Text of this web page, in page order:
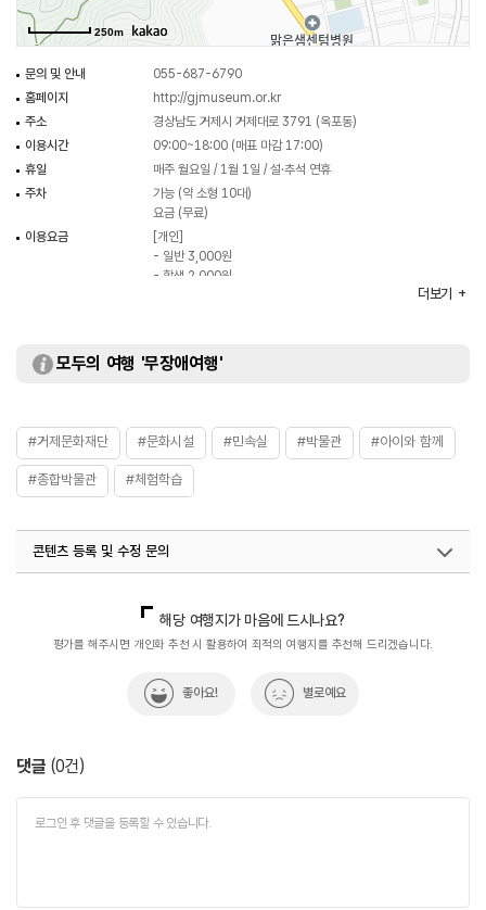
정보를 제공하는 사회교육 기능도 하고 있다.
250m
문의 및 안내
055-687-6790
홈페이지
http://gjmuseum.or.kr
주소
경상남도 거제시 거제대로 3791 (옥포동)
이용시간
09:00~18:00 (매표 마감 17:00)
휴일
매주 월요일 / 1월 1일 / 설·추석 연휴
주차
가능 (약 소형 10대)
요금 (무료)
이용요금
[개인]
- 일반 3,000원
- 학생 2,000원
더보기
모두의 여행 '무장애여행'
#거제문화재단 #문화시설 #민속실 #박물관 #아이와 함께
#종합박물관 #체험학습
콘텐츠 등록 및 수정 문의
해당 여행지가 마음에 드시나요?
평가를 해주시면 개인화 추천 시 활용하여 최적의 여행지를 추천해 드리겠습니다.
좋아요! 별로예요
댓글 (0건)